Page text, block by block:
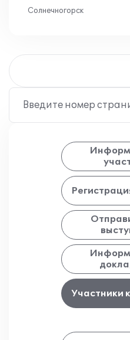
Солнечногорск
Введите номер
Участники